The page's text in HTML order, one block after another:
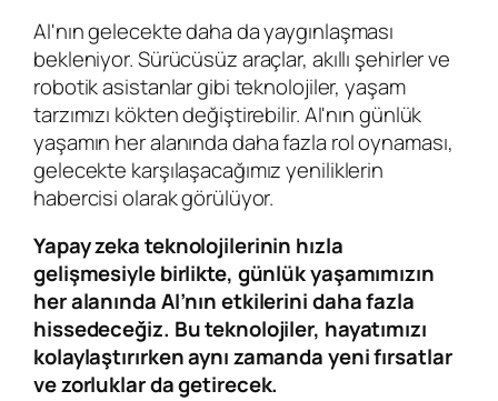
AI'nın gelecekte daha da yaygınlaşması
bekleniyor. Sürücüsüz araçlar, akıllı şehirler ve
robotik asistanlar gibi teknolojiler, yaşam
tarzımızı kökten değiştirebilir. AI'nın günlük
yaşamın her alanında daha fazla rol oynaması,
gelecekte karşılaşacağımız yeniliklerin
habercisi olarak görülüyor.
Yapay zeka teknolojilerinin hızla
gelişmesiyle birlikte, günlük yaşamımızın
her alanında AI’nın etkilerini daha fazla
hissedeceğiz. Bu teknolojiler, hayatımızı
kolaylaştırırken aynı zamanda yeni fırsatlar
ve zorluklar da getirecek.